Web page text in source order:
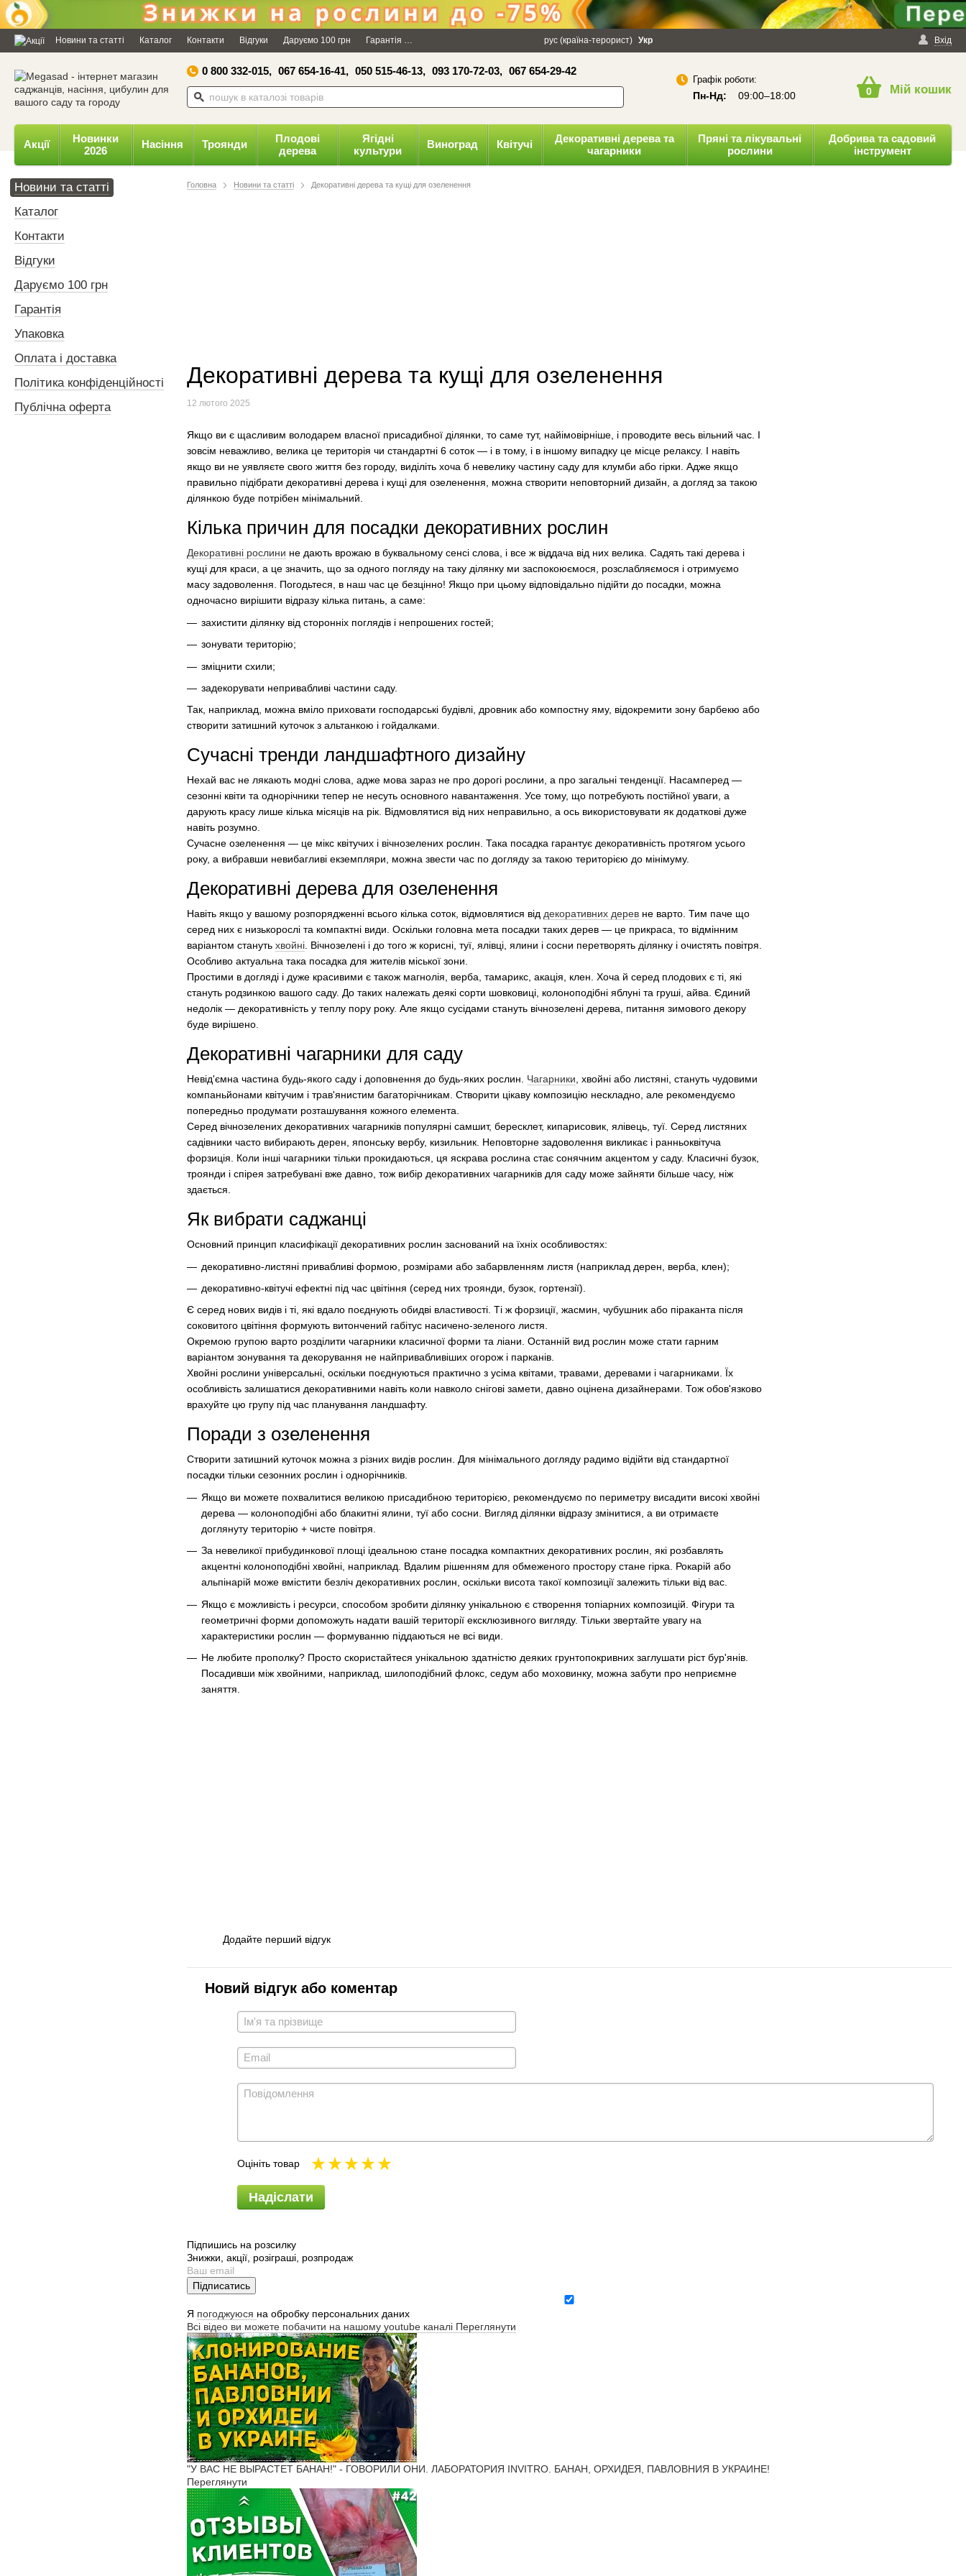
Дозвольте сайту megasad.net
відправляти вам сповіщення на
робочий стіл.
Powered by SendPulse Заборонити Дозволити
×
Новини та статті Каталог Контакти Відгуки Даруємо 100 грн Гарантія Політика конфіденційності Вхід
рус (країна-терорист) Укр
0 800 332-015, 067 654-16-41, 050 515-46-13, 093 170-72-03, 067 654-29-42
Графік роботи:
Пн-Нд: 09:00–18:00 0 Мій кошик
Акції
Новинки
2026
Насіння Троянди
Плодові
дерева
Ягідні
культури
Виноград Квітучі
Декоративні дерева та
чагарники
Пряні та лікувальні
рослини
Добрива та садовий
інструмент
Головна Новини та статті Декоративні дерева та кущі для озеленення
Декоративні дерева та кущі для озеленення
12 лютого 2025
Якщо ви є щасливим володарем власної присадибної ділянки, то саме тут, найімовірніше, і проводите весь вільний час. І
зовсім неважливо, велика це територія чи стандартні 6 соток — і в тому, і в іншому випадку це місце релаксу. І навіть
якщо ви не уявляєте свого життя без городу, виділіть хоча б невелику частину саду для клумби або гірки. Адже якщо
правильно підібрати декоративні дерева і кущі для озеленення, можна створити неповторний дизайн, а догляд за такою
ділянкою буде потрібен мінімальний.
Кілька причин для посадки декоративних рослин
Декоративні рослини не дають врожаю в буквальному сенсі слова, і все ж віддача від них велика. Садять такі дерева і
кущі для краси, а це значить, що за одного погляду на таку ділянку ми заспокоюємося, розслабляємося і отримуємо
масу задоволення. Погодьтеся, в наш час це безцінно! Якщо при цьому відповідально підійти до посадки, можна
одночасно вирішити відразу кілька питань, а саме:
захистити ділянку від сторонніх поглядів і непрошених гостей;
зонувати територію;
зміцнити схили;
задекорувати непривабливі частини саду.
Так, наприклад, можна вміло приховати господарські будівлі, дровник або компостну яму, відокремити зону барбекю або
створити затишний куточок з альтанкою і гойдалками.
Сучасні тренди ландшафтного дизайну
Нехай вас не лякають модні слова, адже мова зараз не про дорогі рослини, а про загальні тенденції. Насамперед —
сезонні квіти та однорічники тепер не несуть основного навантаження. Усе тому, що потребують постійної уваги, а
дарують красу лише кілька місяців на рік. Відмовлятися від них неправильно, а ось використовувати як додаткові дуже
навіть розумно.
Сучасне озеленення — це мікс квітучих і вічнозелених рослин. Така посадка гарантує декоративність протягом усього
року, а вибравши невибагливі екземпляри, можна звести час по догляду за такою територією до мінімуму.
Декоративні дерева для озеленення
Навіть якщо у вашому розпорядженні всього кілька соток, відмовлятися від декоративних дерев не варто. Тим паче що
серед них є низькорослі та компактні види. Оскільки головна мета посадки таких дерев — це прикраса, то відмінним
варіантом стануть хвойні. Вічнозелені і до того ж корисні, туї, ялівці, ялини і сосни перетворять ділянку і очистять повітря.
Особливо актуальна така посадка для жителів міської зони.
Простими в догляді і дуже красивими є також магнолія, верба, тамарикс, акація, клен. Хоча й серед плодових є ті, які
стануть родзинкою вашого саду. До таких належать деякі сорти шовковиці, колоноподібні яблуні та груші, айва. Єдиний
недолік — декоративність у теплу пору року. Але якщо сусідами стануть вічнозелені дерева, питання зимового декору
буде вирішено.
Декоративні чагарники для саду
Невід'ємна частина будь-якого саду і доповнення до будь-яких рослин. Чагарники, хвойні або листяні, стануть чудовими
компаньйонами квітучим і трав'янистим багаторічникам. Створити цікаву композицію нескладно, але рекомендуємо
попередньо продумати розташування кожного елемента.
Серед вічнозелених декоративних чагарників популярні самшит, бересклет, кипарисовик, ялівець, туї. Серед листяних
садівники часто вибирають дерен, японську вербу, кизильник. Неповторне задоволення викликає і ранньоквітуча
форзиція. Коли інші чагарники тільки прокидаються, ця яскрава рослина стає сонячним акцентом у саду. Класичні бузок,
троянди і спірея затребувані вже давно, тож вибір декоративних чагарників для саду може зайняти більше часу, ніж
здається.
Як вибрати саджанці
Основний принцип класифікації декоративних рослин заснований на їхніх особливостях:
декоративно-листяні привабливі формою, розмірами або забарвленням листя (наприклад дерен, верба, клен);
декоративно-квітучі ефектні під час цвітіння (серед них троянди, бузок, гортензії).
Є серед нових видів і ті, які вдало поєднують обидві властивості. Ті ж форзиції, жасмин, чубушник або піраканта після
соковитого цвітіння формують витончений габітус насичено-зеленого листя.
Окремою групою варто розділити чагарники класичної форми та ліани. Останній вид рослин може стати гарним
варіантом зонування та декорування не найпривабливіших огорож і парканів.
Хвойні рослини універсальні, оскільки поєднуються практично з усіма квітами, травами, деревами і чагарниками. Їх
особливість залишатися декоративними навіть коли навколо снігові замети, давно оцінена дизайнерами. Тож обов'язково
врахуйте цю групу під час планування ландшафту.
Поради з озеленення
Створити затишний куточок можна з різних видів рослин. Для мінімального догляду радимо відійти від стандартної
посадки тільки сезонних рослин і однорічників.
Якщо ви можете похвалитися великою присадибною територією, рекомендуємо по периметру висадити високі хвойні
дерева — колоноподібні або блакитні ялини, туї або сосни. Вигляд ділянки відразу змінитися, а ви отримаєте
доглянуту територію + чисте повітря.
За невеликої прибудинкової площі ідеальною стане посадка компактних декоративних рослин, які розбавлять
акцентні колоноподібні хвойні, наприклад. Вдалим рішенням для обмеженого простору стане гірка. Рокарій або
альпінарій може вмістити безліч декоративних рослин, оскільки висота такої композиції залежить тільки від вас.
Якщо є можливість і ресурси, способом зробити ділянку унікальною є створення топіарних композицій. Фігури та
геометричні форми допоможуть надати вашій території ексклюзивного вигляду. Тільки звертайте увагу на
характеристики рослин — формуванню піддаються не всі види.
Не любите прополку? Просто скористайтеся унікальною здатністю деяких грунтопокривних заглушати ріст бур'янів.
Посадивши між хвойними, наприклад, шилоподібний флокс, седум або моховинку, можна забути про неприємне
заняття.
Додайте перший відгук
Новий відгук або коментар
Оцініть товар
Надіслати
Підпишись на розсилку
Знижки, акції, розіграші, розпродаж
Підписатись
Я погоджуюся на обробку персональних даних
Всі відео ви можете побачити на нашому youtube каналі Переглянути
"У ВАС НЕ ВЫРАСТЕТ БАНАН!" - ГОВОРИЛИ ОНИ. ЛАБОРАТОРИЯ INVITRO. БАНАН, ОРХИДЕЯ, ПАВЛОВНИЯ В УКРАИНЕ!
Переглянути
Новини та статті
Каталог
Контакти
Відгуки
Даруємо 100 грн
Гарантія
Упаковка
Оплата і доставка
Політика конфіденційності
Публічна оферта